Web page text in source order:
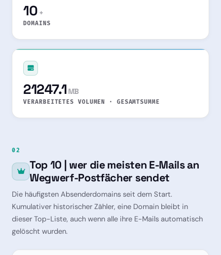
10 +
DOMAINS
21247.1 MB
VERARBEITETES VOLUMEN · GESAMTSUMME
02
Top 10 | wer die meisten E-Mails an
Wegwerf-Postfächer sendet
Die häufigsten Absenderdomains seit dem Start.
Kumulativer historischer Zähler, eine Domain bleibt in
dieser Top-Liste, auch wenn alle ihre E-Mails automatisch
gelöscht wurden.